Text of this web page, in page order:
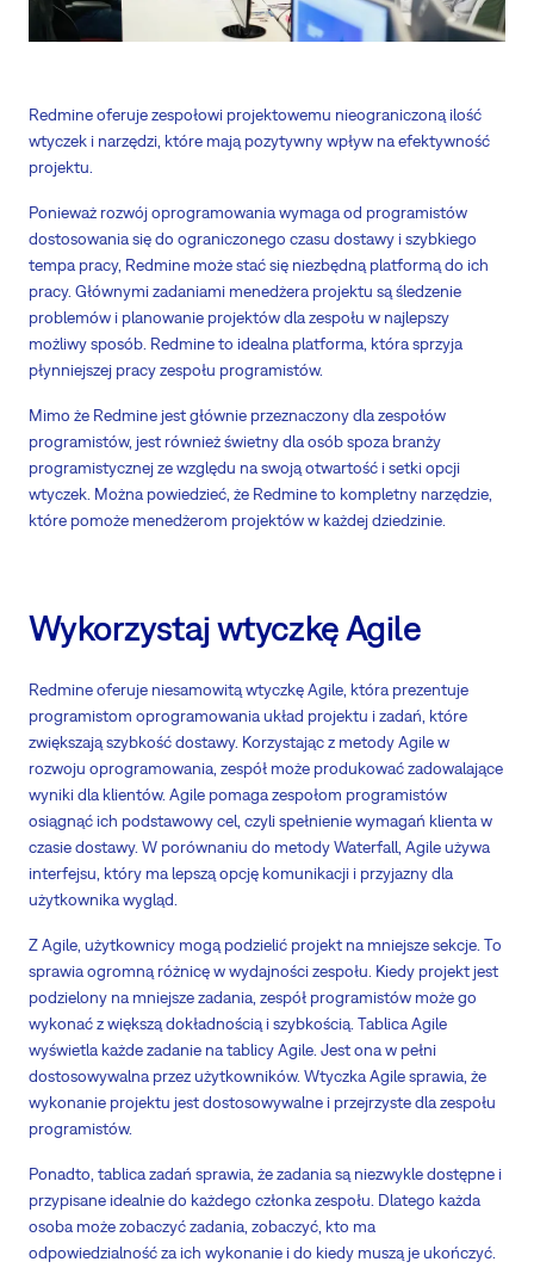
Redmine oferuje zespołowi projektowemu nieograniczoną ilość
wtyczek i narzędzi, które mają pozytywny wpływ na efektywność
projektu.
Ponieważ rozwój oprogramowania wymaga od programistów
dostosowania się do ograniczonego czasu dostawy i szybkiego
tempa pracy, Redmine może stać się niezbędną platformą do ich
pracy. Głównymi zadaniami menedżera projektu są śledzenie
problemów i planowanie projektów dla zespołu w najlepszy
możliwy sposób. Redmine to idealna platforma, która sprzyja
płynniejszej pracy zespołu programistów.
Mimo że Redmine jest głównie przeznaczony dla zespołów
programistów, jest również świetny dla osób spoza branży
programistycznej ze względu na swoją otwartość i setki opcji
wtyczek. Można powiedzieć, że Redmine to kompletny narzędzie,
które pomoże menedżerom projektów w każdej dziedzinie.
Wykorzystaj wtyczkę Agile
Redmine oferuje niesamowitą wtyczkę Agile, która prezentuje
programistom oprogramowania układ projektu i zadań, które
zwiększają szybkość dostawy. Korzystając z metody Agile w
rozwoju oprogramowania, zespół może produkować zadowalające
wyniki dla klientów. Agile pomaga zespołom programistów
osiągnąć ich podstawowy cel, czyli spełnienie wymagań klienta w
czasie dostawy. W porównaniu do metody Waterfall, Agile używa
interfejsu, który ma lepszą opcję komunikacji i przyjazny dla
użytkownika wygląd.
Z Agile, użytkownicy mogą podzielić projekt na mniejsze sekcje. To
sprawia ogromną różnicę w wydajności zespołu. Kiedy projekt jest
podzielony na mniejsze zadania, zespół programistów może go
wykonać z większą dokładnością i szybkością. Tablica Agile
wyświetla każde zadanie na tablicy Agile. Jest ona w pełni
dostosowywalna przez użytkowników. Wtyczka Agile sprawia, że
wykonanie projektu jest dostosowywalne i przejrzyste dla zespołu
programistów.
Ponadto, tablica zadań sprawia, że zadania są niezwykle dostępne i
przypisane idealnie do każdego członka zespołu. Dlatego każda
osoba może zobaczyć zadania, zobaczyć, kto ma
odpowiedzialność za ich wykonanie i do kiedy muszą je ukończyć.